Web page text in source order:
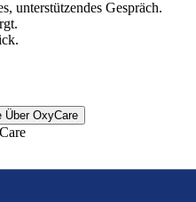
Über OxyCare